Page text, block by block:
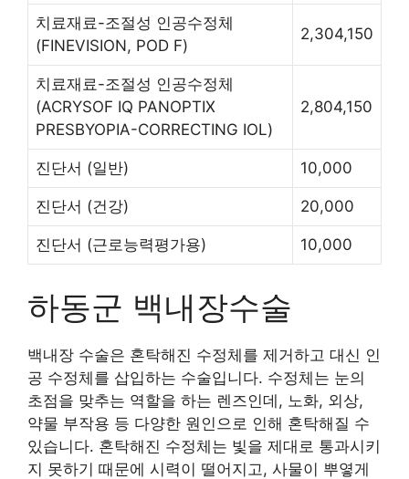
치료재료-조절성 인공수정체
(FINEVISION, POD F)
2,304,150
치료재료-조절성 인공수정체
(ACRYSOF IQ PANOPTIX
PRESBYOPIA-CORRECTING IOL)
2,804,150
진단서 (일반) 10,000
진단서 (건강) 20,000
진단서 (근로능력평가용) 10,000
하동군 백내장수술
백내장 수술은 혼탁해진 수정체를 제거하고 대신 인
공 수정체를 삽입하는 수술입니다. 수정체는 눈의
초점을 맞추는 역할을 하는 렌즈인데, 노화, 외상,
약물 부작용 등 다양한 원인으로 인해 혼탁해질 수
있습니다. 혼탁해진 수정체는 빛을 제대로 통과시키
지 못하기 때문에 시력이 떨어지고, 사물이 뿌옇게